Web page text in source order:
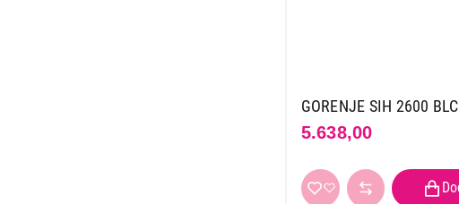
GORENJE SIH 2600 BLC
5.638,00